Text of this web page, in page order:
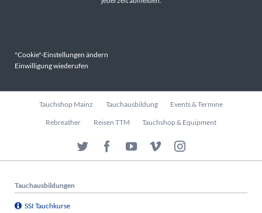
"Cookie"-Einstellungen ändern
Einwilligung wiederufen
Navigation
Tauchshop Mainz Tauchausbildung Events & Termine
Rebreather Reisen TTM Tauchshop & Equipment
Tauchausbildungen
SSI Tauchkurse